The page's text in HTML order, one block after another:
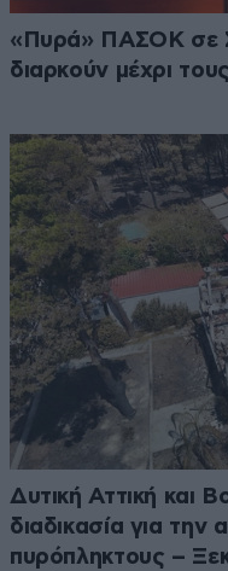
«Πυρά» ΠΑΣΟΚ σε
διαρκούν μέχρι
Δυτική Αττική και
διαδικασία για την
πυρόπληκτους –